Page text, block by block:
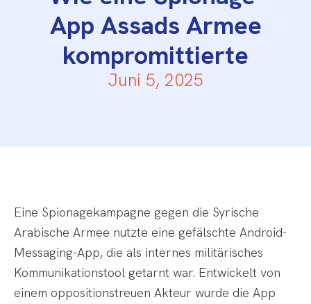
App Assads Armee
kompromittierte
Juni 5, 2025
Eine Spionagekampagne gegen die Syrische
Arabische Armee nutzte eine gefälschte Android-
Messaging-App, die als internes militärisches
Kommunikationstool getarnt war. Entwickelt von
einem oppositionstreuen Akteur wurde die App